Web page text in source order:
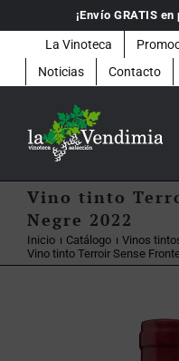
contenido
¡Envío GRATIS
La Vinoteca
Noticias
Contacto
Vino tinto
Negre 2022
Inicio Catálogo Vinos
Vino tinto Terroir Sense